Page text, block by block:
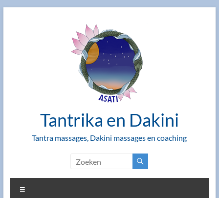
Tantrika en Dakini
Tantra massages, Dakini massages en coaching